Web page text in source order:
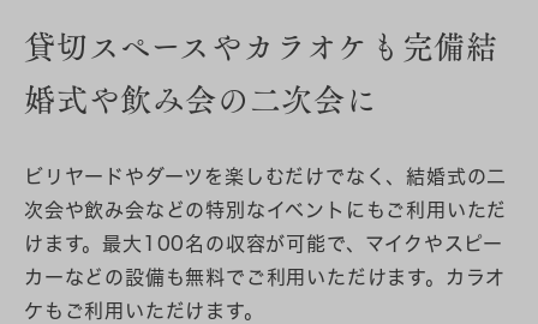
貸切スペースやカラオケも完備結
婚式や飲み会の二次会に
ビリヤードやダーツを楽しむだけでなく、結婚式の二
次会や飲み会などの特別なイベントにもご利用いただ
けます。最大100名の収容が可能で、マイクやスピー
カーなどの設備も無料でご利用いただけます。カラオ
ケもご利用いただけます。